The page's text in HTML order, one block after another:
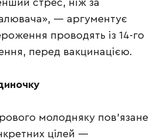
стрес, ніж за
— аргументує
проводять із 14-го
перед вакцинацією.
молодняку пов’язане
цілей —